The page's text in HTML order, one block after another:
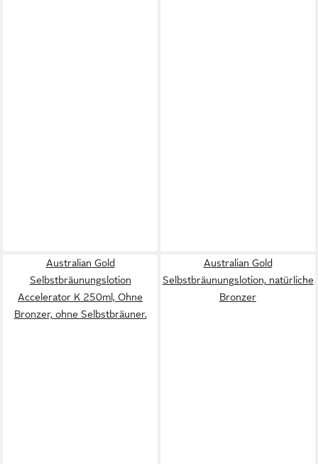
Australian Gold
Selbstbräunungslotion
Accelerator K 250ml, Ohne
Bronzer, ohne Selbstbräuner.
Australian Gold
Selbstbräunungslotion, natürliche
Bronzer